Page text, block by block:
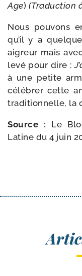
Age) (Traduction
Nous pou­vons
qu’il y a
aigreur mais
levé pour dire :
à une petite
célé­brer cette
tra­di­tion­nelle, la
Source : Le
Latine du 4 juin